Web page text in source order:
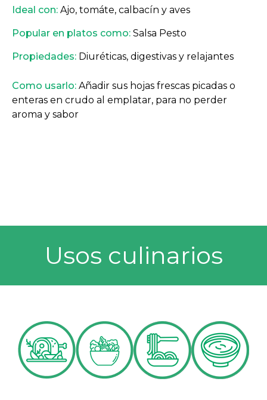
Ideal con: Ajo, tomáte, calbacín y aves
Popular en platos como: Salsa Pesto
Propiedades: Diuréticas, digestivas y relajantes
Como usarlo: Añadir sus hojas frescas picadas o
enteras en crudo al emplatar, para no perder
aroma y sabor
Usos culinarios